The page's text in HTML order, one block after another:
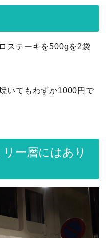
ステーキを500gを2袋
いてもわずか1000円で
ー層にはあり